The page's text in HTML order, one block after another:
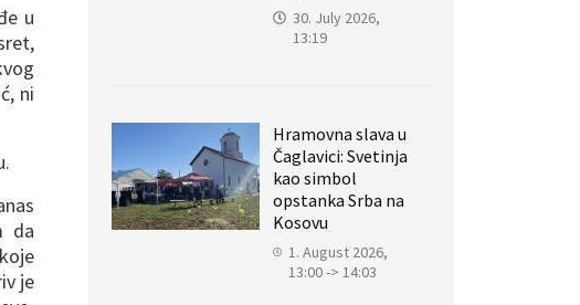
u
ni
da
je
30. July 2026,
13:19
Hramovna slava u
Čaglavici: Svetinja
kao simbol
opstanka Srba na
Kosovu
1. August 2026,
13:00 -> 14:03